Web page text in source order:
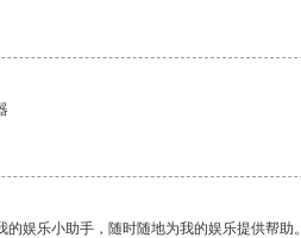
的娱乐小助手，随时随地为我的娱乐提供帮助。